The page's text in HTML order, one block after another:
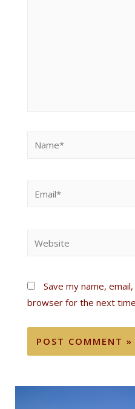
Save my name,
browser for the next